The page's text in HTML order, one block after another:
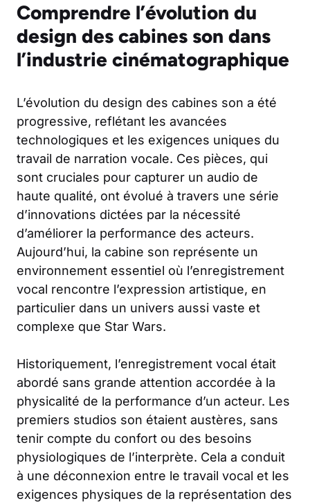
Comprendre l’évolution du
design des cabines son dans
l’industrie cinématographique
L’évolution du design des cabines son a été
progressive, reflétant les avancées
technologiques et les exigences uniques du
travail de narration vocale. Ces pièces, qui
sont cruciales pour capturer un audio de
haute qualité, ont évolué à travers une série
d’innovations dictées par la nécessité
d’améliorer la performance des acteurs.
Aujourd’hui, la cabine son représente un
environnement essentiel où l’enregistrement
vocal rencontre l’expression artistique, en
particulier dans un univers aussi vaste et
complexe que Star Wars.
Historiquement, l’enregistrement vocal était
abordé sans grande attention accordée à la
physicalité de la performance d’un acteur. Les
premiers studios son étaient austères, sans
tenir compte du confort ou des besoins
physiologiques de l’interprète. Cela a conduit
à une déconnexion entre le travail vocal et les
exigences physiques de la représentation des